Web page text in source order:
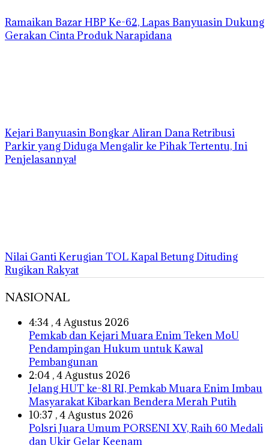
Ramaikan Bazar HBP Ke-62, Lapas Banyuasin Dukung
Gerakan Cinta Produk Narapidana
Kejari Banyuasin Bongkar Aliran Dana Retribusi
Parkir yang Diduga Mengalir ke Pihak Tertentu, Ini
Penjelasannya!
Nilai Ganti Kerugian TOL Kapal Betung Dituding
Rugikan Rakyat
NASIONAL
4:34 , 4 Agustus 2026
Pemkab dan Kejari Muara Enim Teken MoU
Pendampingan Hukum untuk Kawal
Pembangunan
2:04 , 4 Agustus 2026
Jelang HUT ke-81 RI, Pemkab Muara Enim Imbau
Masyarakat Kibarkan Bendera Merah Putih
10:37 , 4 Agustus 2026
Polsri Juara Umum PORSENI XV, Raih 60 Medali
dan Ukir Gelar Keenam